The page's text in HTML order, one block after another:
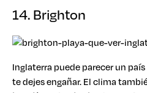
14. Brighton
Inglaterra puede parecer un
te dejes engañar. El clima